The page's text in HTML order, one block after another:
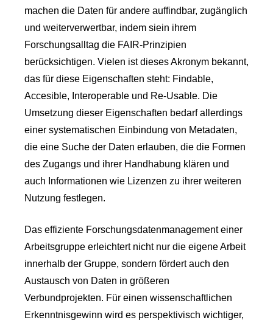
machen die Daten für andere auffindbar, zugänglich
und weiterverwertbar, indem siein ihrem
Forschungsalltag die FAIR-Prinzipien
berücksichtigen. Vielen ist dieses Akronym bekannt,
das für diese Eigenschaften steht: Findable,
Accesible, Interoperable und Re-Usable. Die
Umsetzung dieser Eigenschaften bedarf allerdings
einer systematischen Einbindung von Metadaten,
die eine Suche der Daten erlauben, die die Formen
des Zugangs und ihrer Handhabung klären und
auch Informationen wie Lizenzen zu ihrer weiteren
Nutzung festlegen.
Das effiziente Forschungsdatenmanagement einer
Arbeitsgruppe erleichtert nicht nur die eigene Arbeit
innerhalb der Gruppe, sondern fördert auch den
Austausch von Daten in größeren
Verbundprojekten. Für einen wissenschaftlichen
Erkenntnisgewinn wird es perspektivisch wichtiger,